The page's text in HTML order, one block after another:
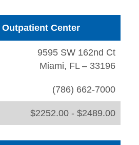
Center
9595 SW 162nd Ct
Miami, FL – 33196
(786) 662-7000
$2252.00 - $2489.00